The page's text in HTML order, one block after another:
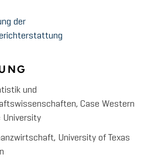
der
und
Case Western
University
University of Texas